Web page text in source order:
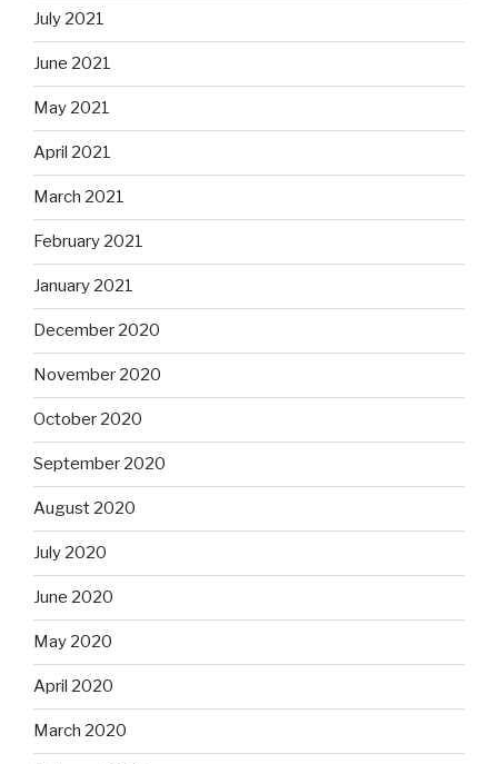
July 2021
June 2021
May 2021
April 2021
March 2021
February 2021
January 2021
December 2020
November 2020
October 2020
September 2020
August 2020
July 2020
June 2020
May 2020
April 2020
March 2020